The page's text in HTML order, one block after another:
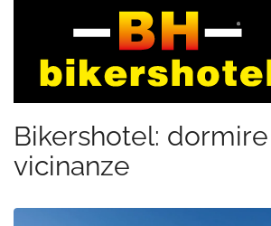
Bikershotel:
vicinanze